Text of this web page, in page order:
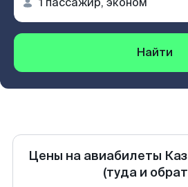
Найти
Цены на авиабилеты
(туда и